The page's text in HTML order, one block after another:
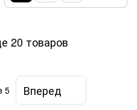
20 товаров
5 Вперед